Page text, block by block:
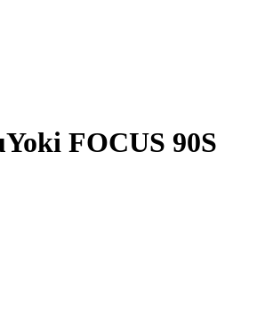
FOCUS 90S